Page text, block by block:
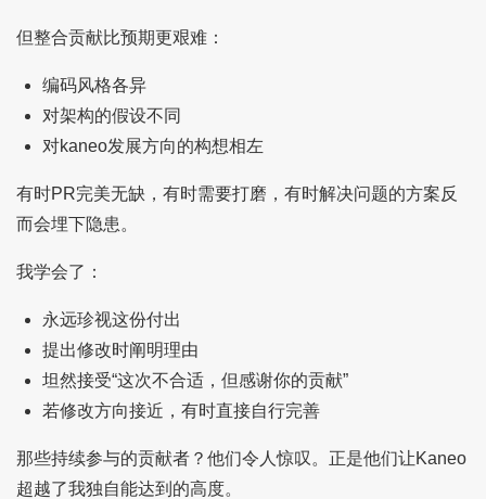
但整合贡献比预期更艰难：
编码风格各异
对架构的假设不同
对kaneo发展方向的构想相左
有时PR完美无缺，有时需要打磨，有时解决问题的方案反
而会埋下隐患。
我学会了：
永远珍视这份付出
提出修改时阐明理由
坦然接受“这次不合适，但感谢你的贡献”
若修改方向接近，有时直接自行完善
那些持续参与的贡献者？他们令人惊叹。正是他们让Kaneo
超越了我独自能达到的高度。